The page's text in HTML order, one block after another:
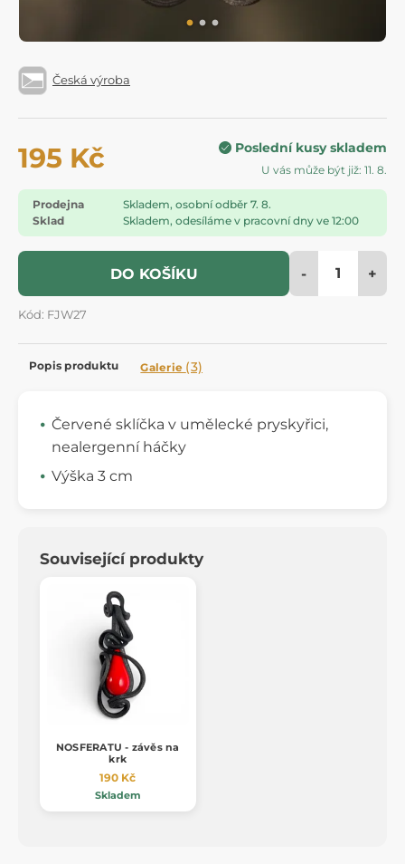
Česká výroba
195 Kč Poslední kusy skladem
U vás může být již: 11. 8.
Prodejna
Skladem, osobní odběr 7. 8.
Sklad
Skladem, odesíláme v pracovní dny ve 12:00
DO KOŠÍKU - +
Kód: FJW27
Popis produktu Galerie (3)
Červené sklíčka v umělecké pryskyřici,
nealergenní háčky
Výška 3 cm
Související produkty
NOSFERATU - závěs na
krk
190 Kč
Skladem